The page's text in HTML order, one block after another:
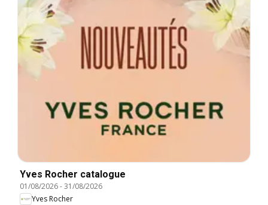
Yves Rocher catalogue
01/08/2026-31/08/2026
Yves Rocher